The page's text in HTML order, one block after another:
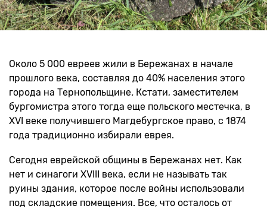
Около 5 000 евреев жили в Бережанах в начале
прошлого века, составляя до 40% населения этого
города на Тернопольщине. Кстати, заместителем
бургомистра этого тогда еще польского местечка, в
XVI веке получившего Магдебургское право, с 1874
года традиционно избирали еврея.
Сегодня еврейской общины в Бережанах нет. Как
нет и синагоги XVIII века, если не называть так
руины здания, которое после войны использовали
под складские помещения. Все, что осталось от